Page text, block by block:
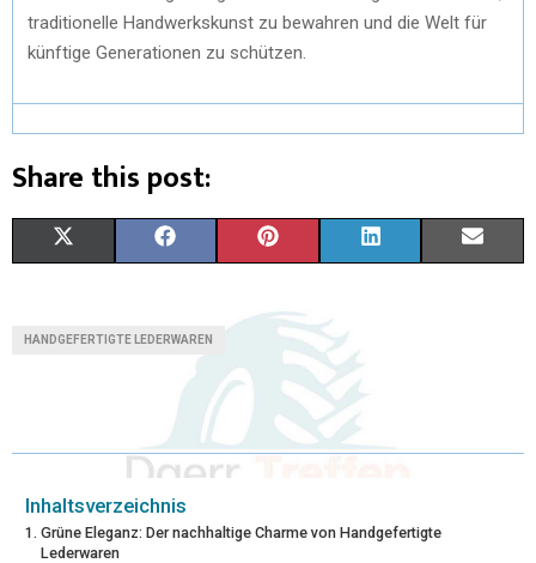
traditionelle Handwerkskunst zu bewahren und die Welt für
künftige Generationen zu schützen.
Share this post:
T
T
E
O
K
N
T
R
S
D
N
HANDGEFERTIGTE LEDERWAREN
Inhaltsverzeichnis
Grüne Eleganz: Der nachhaltige Charme von Handgefertigte
Lederwaren